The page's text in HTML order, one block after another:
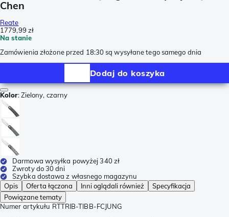
Chen
Reate
1779,99 zł
Na stanie
Zamówienia złożone przed 18:30 są wysyłane tego samego dnia
Dodaj do koszyka
Kolor:Zielony, czarny
Darmowa wysyłka powyżej 340 zł
Zwroty do 30 dni
Szybka dostawa z własnego magazynu
Opis
Oferta łączona Inni oglądali również
Specyfikacja
Powiązane tematy
Numer artykułu RTTRIB-TIBB-FCJUNG